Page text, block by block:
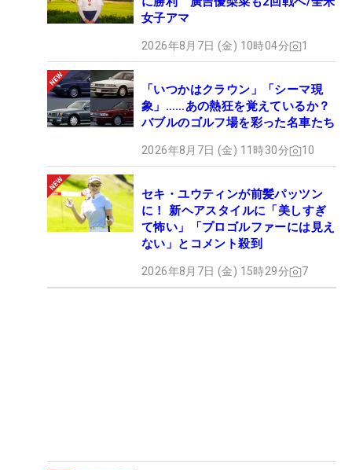
女子アマ
2026年8月7日 (金) 10時04分 1
「いつかはクラウン」「シーマ現
象」……あの熱狂を覚えているか？
バブルのゴルフ場を彩った名車たち
2026年8月7日 (金) 11時30分 10
セキ・ユウティンが前髪パッツン
に！ 新ヘアスタイルに「美しすぎ
て怖い」「プロゴルファーには見え
ない」とコメント殺到
2026年8月7日 (金) 15時29分 7